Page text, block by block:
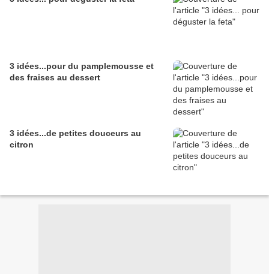
3 idées...pour du pamplemousse et
des fraises au dessert
3 idées...de petites douceurs au
citron